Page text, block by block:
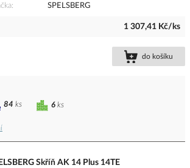
SPELSBERG
1 307,41 Kč/ks
do košíku
6 ks
84 ks
Skříň AK 14 Plus 14TE